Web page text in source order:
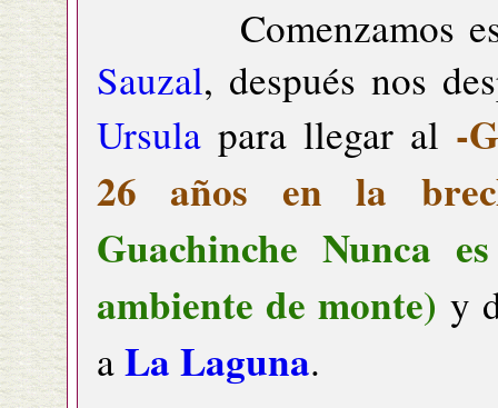
Comenzamos
Sauzal, después nos
Ursulapara llegar al -
26 años en la
Guachinche Nunca
ambiente de monte) y
aLa Laguna.